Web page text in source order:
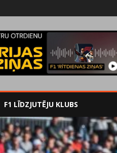
F1 LĪDZJUTĒJU KLUBS